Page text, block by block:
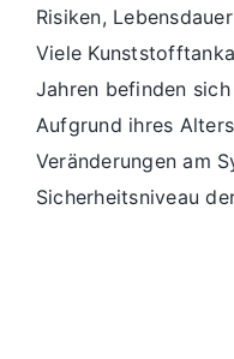
Risiken,
Viele
Jahren befinden
Aufgrund ihres
Veränderungen am
Sicherheitsniveau